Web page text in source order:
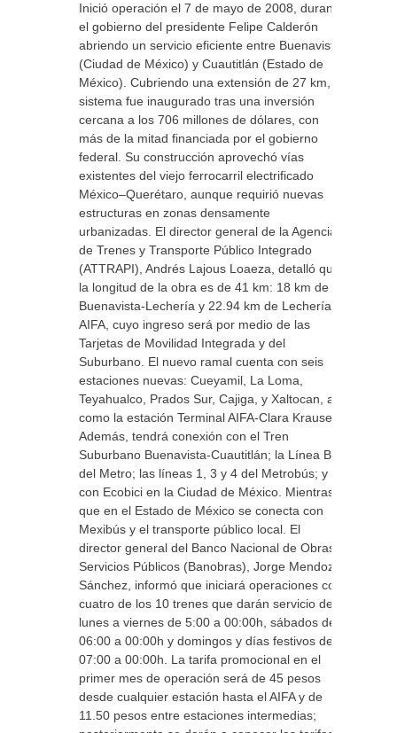
Inició operación el 7 de mayo de 2008, durante
el gobierno del presidente Felipe Calderón
abriendo un servicio eficiente entre Buenavista
(Ciudad de México) y Cuautitlán (Estado de
México). Cubriendo una extensión de 27 km, el
sistema fue inaugurado tras una inversión
cercana a los 706 millones de dólares, con
más de la mitad financiada por el gobierno
federal. Su construcción aprovechó vías
existentes del viejo ferrocarril electrificado
México–Querétaro, aunque requirió nuevas
estructuras en zonas densamente
urbanizadas. El director general de la Agencia
de Trenes y Transporte Público Integrado
(ATTRAPI), Andrés Lajous Loaeza, detalló que
la longitud de la obra es de 41 km: 18 km de
Buenavista-Lechería y 22.94 km de Lechería-
AIFA, cuyo ingreso será por medio de las
Tarjetas de Movilidad Integrada y del
Suburbano. El nuevo ramal cuenta con seis
estaciones nuevas: Cueyamil, La Loma,
Teyahualco, Prados Sur, Cajiga, y Xaltocan, así
como la estación Terminal AIFA-Clara Krause.
Además, tendrá conexión con el Tren
Suburbano Buenavista-Cuautitlán; la Línea B
del Metro; las líneas 1, 3 y 4 del Metrobús; y
con Ecobici en la Ciudad de México. Mientras
que en el Estado de México se conecta con
Mexibús y el transporte público local. El
director general del Banco Nacional de Obras y
Servicios Públicos (Banobras), Jorge Mendoza
Sánchez, informó que iniciará operaciones con
cuatro de los 10 trenes que darán servicio de
lunes a viernes de 5:00 a 00:00h, sábados de
06:00 a 00:00h y domingos y días festivos de
07:00 a 00:00h. La tarifa promocional en el
primer mes de operación será de 45 pesos
desde cualquier estación hasta el AIFA y de
11.50 pesos entre estaciones intermedias;